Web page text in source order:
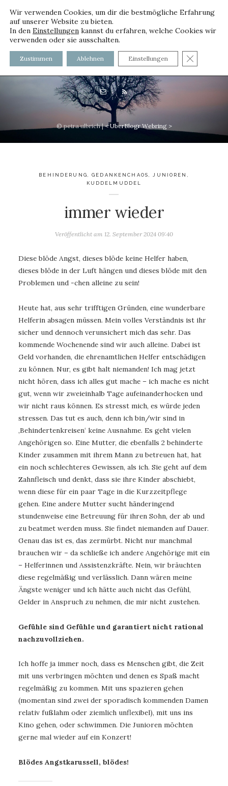
voller worte - mit und ohne
Innenfutter
© petra ulbrich |< UberBlogr Webring >
BEHINDERUNG,GEDANKENCHAOS,JUNIOREN ,
KUDDELMUDDEL
immer wieder
Veröffentlicht am 12. September 2024 09:40
Diese blöde Angst, dieses blöde keine Helfer haben,
dieses blöde in der Luft hängen und dieses blöde mit den
Problemen und -chen alleine zu sein!
Heute hat, aus sehr trifftigen Gründen, eine wunderbare
Helferin absagen müssen. Mein volles Verständnis ist ihr
sicher und dennoch verunsichert mich das sehr. Das
kommende Wochenende sind wir auch alleine. Dabei ist
Geld vorhanden, die ehrenamtlichen Helfer entschädigen
zu können. Nur, es gibt halt niemanden! Ich mag jetzt
nicht hören, dass ich alles gut mache – ich mache es nicht
gut, wenn wir zweieinhalb Tage aufeinanderhocken und
wir nicht raus können. Es stresst mich, es würde jeden
stressen. Das tut es auch, denn ich bin/wir sind in
‚Behindertenkreisen‘ keine Ausnahme. Es geht vielen
Angehörigen so. Eine Mutter, die ebenfalls 2 behinderte
Kinder zusammen mit ihrem Mann zu betreuen hat, hat
ein noch schlechteres Gewissen, als ich. Sie geht auf dem
Zahnfleisch und denkt, dass sie ihre Kinder abschiebt,
wenn diese für ein paar Tage in die Kurzzeitpflege
gehen. Eine andere Mutter sucht händeringend
stundenweise eine Betreuung für ihren Sohn, der ab und
zu beatmet werden muss. Sie findet niemanden auf Dauer.
Genau das ist es, das zermürbt. Nicht nur manchmal
brauchen wir – da schließe ich andere Angehörige mit ein
– Helferinnen und Assistenzkräfte. Nein, wir bräuchten
diese regelmäßig und verlässlich. Dann wären meine
Ängste weniger und ich hätte auch nicht das Gefühl,
Gelder in Anspruch zu nehmen, die mir nicht zustehen.
Gefühle sind Gefühle und garantiert nicht rational
nachzuvollziehen.
Ich hoffe ja immer noch, dass es Menschen gibt, die Zeit
mit uns verbringen möchten und denen es Spaß macht
regelmäßig zu kommen. Mit uns spazieren gehen
(momentan sind zwei der sporadisch kommenden Damen
relativ fußlahm oder ziemlich unflexibel), mit uns ins
Kino gehen, oder schwimmen. Die Junioren möchten
gerne mal wieder auf ein Konzert!
Blödes Angstkarussell, blödes!
Wir verwenden Cookies, um dir die bestmögliche Erfahrung
auf unserer Website zu bieten.
In den Einstellungen kannst du erfahren, welche Cookies wir
verwenden oder sie ausschalten.
Zustimmen Ablehnen Einstellungen GDPR